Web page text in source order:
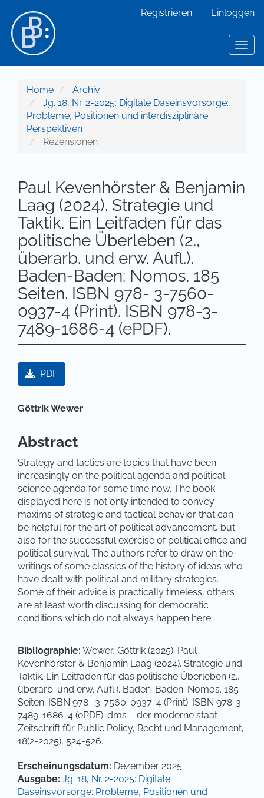
Hauptinhalt
Sidebar
Registrieren Einloggen
Home
Archiv
Jg. 18, Nr. 2-2025: Digitale Daseinsvorsorge:
Probleme, Positionen und interdisziplinäre
Perspektiven
Rezensionen
Paul Kevenhörster & Benjamin
Laag (2024). Strategie und
Taktik. Ein Leitfaden für das
politische Überleben (2.,
überarb. und erw. Aufl.).
Baden-Baden: Nomos. 185
Seiten. ISBN 978- 3-7560-
0937-4 (Print). ISBN 978-3-
7489-1686-4 (ePDF).
Artikel-Sidebar
PDF
Hauptsächlicher Artikelinhalt
Göttrik Wewer
Abstract
Strategy and tactics are topics that have been
increasingly on the political agenda and political
science agenda for some time now. The book
displayed here is not only intended to convey
maxims of strategic and tactical behavior that can
be helpful for the art of political advancement, but
also for the successful exercise of political office and
political survival. The authors refer to draw on the
writings of some classics of the history of ideas who
have dealt with political and military strategies.
Some of their advice is practically timeless, others
are at least worth discussing for democratic
conditions which do not always happen here.
Bibliographie: Wewer, Göttrik (2025). Paul
Kevenhörster & Benjamin Laag (2024). Strategie und
Taktik. Ein Leitfaden für das politische Überleben (2.,
überarb. und erw. Aufl.). Baden-Baden: Nomos. 185
Seiten. ISBN 978- 3-7560-0937-4 (Print). ISBN 978-3-
7489-1686-4 (ePDF). dms – der moderne staat –
Zeitschrift für Public Policy, Recht und Management,
18(2-2025), 524-526.
Artikel-Details
Erscheinungsdatum: Dezember 2025
Ausgabe: Jg. 18, Nr. 2-2025: Digitale
Daseinsvorsorge: Probleme, Positionen und